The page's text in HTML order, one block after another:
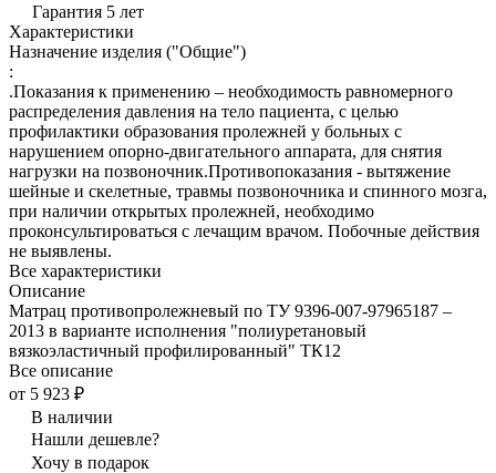
Гарантия 5 лет
Характеристики
Назначение изделия ("Общие")
:
.Показания к применению – необходимость равномерного
распределения давления на тело пациента, с целью
профилактики образования пролежней у больных с
нарушением опорно-двигательного аппарата, для снятия
нагрузки на позвоночник.Противопоказания - вытяжение
шейные и скелетные, травмы позвоночника и спинного мозга,
при наличии открытых пролежней, необходимо
проконсультироваться с лечащим врачом. Побочные действия
не выявлены.
Все характеристики
Описание
Матрац противопролежневый по ТУ 9396-007-97965187 –
2013 в варианте исполнения "полиуретановый
вязкоэластичный профилированный" ТК12
Все описание
от 5 923 ₽
В наличии
Нашли дешевле?
Хочу в подарок